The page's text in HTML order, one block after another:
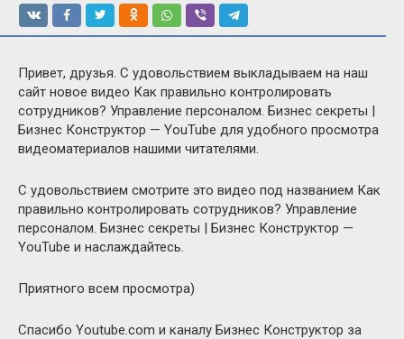
Привет, друзья. С удовольствием выкладываем на наш
сайт новое видео Как правильно контролировать
сотрудников? Управление персоналом. Бизнес секреты |
Бизнес Конструктор — YouTube для удобного просмотра
видеоматериалов нашими читателями.
С удовольствием смотрите это видео под названием Как
правильно контролировать сотрудников? Управление
персоналом. Бизнес секреты | Бизнес Конструктор —
YouTube и наслаждайтесь.
Приятного всем просмотра)
Спасибо Youtube.com и каналу Бизнес Конструктор за